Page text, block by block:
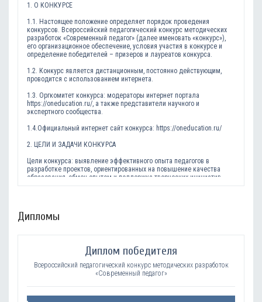
1. О КОНКУРСЕ
1.1. Настоящее положение определяет порядок проведения
конкурсов. Всероссийский педагогический конкурс методических
разработок «Cовременный педагог» (далее именовать «конкурс»),
его организационное обеспечение, условия участия в конкурсе и
определение победителей – призеров и лауреатов конкурса.
1.2. Конкурс является дистанционным, постоянно действующим,
проводится с использованием интернета.
1.3. Оргкомитет конкурса: модераторы интернет портала
https://oneducation.ru/, а также представители научного и
экспертного сообщества.
1.4.Официальный интернет сайт конкурса: https://oneducation.ru/
2. ЦЕЛИ И ЗАДАЧИ КОНКУРСА
Цели конкурса: выявление эффективного опыта педагогов в
разработке проектов, ориентированных на повышение качества
образования, обмен опытом и поддержка творческих инициатив.
обмена опытом между учебными заведениями в подготовке и
новых информационных технологий;
- выявление и поддержка работающих педагогов, активно
внедряющих инновационные образовательные программы,
- развитие и популяризация новых результативных форм и методов
Дипломы
Диплом победителя
Всероссийский педагогический конкурс методических разработок
«Cовременный педагог»